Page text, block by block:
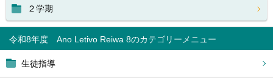
令和8年度 Ano Letivo Reiwa 8
生徒指導
２学期